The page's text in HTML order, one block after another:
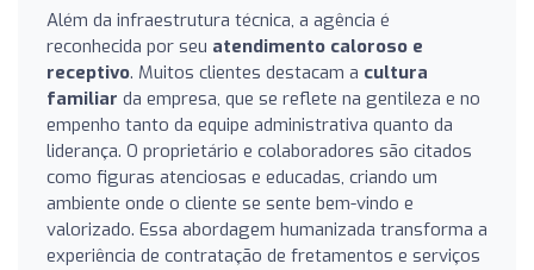
Além da infraestrutura técnica, a agência é
reconhecida por seu atendimento caloroso e
receptivo. Muitos clientes destacam a cultura
familiar da empresa, que se reflete na gentileza e no
empenho tanto da equipe administrativa quanto da
liderança. O proprietário e colaboradores são citados
como figuras atenciosas e educadas, criando um
ambiente onde o cliente se sente bem-vindo e
valorizado. Essa abordagem humanizada transforma a
experiência de contratação de fretamentos e serviços